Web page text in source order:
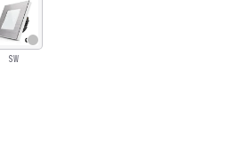
wifi R-T602SW-ALU-GG
SW